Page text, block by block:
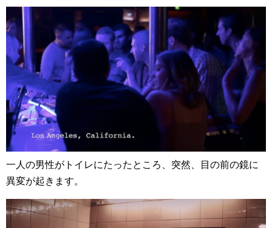
一人の男性がトイレにたったところ、突然、目の前の鏡に
異変が起きます。